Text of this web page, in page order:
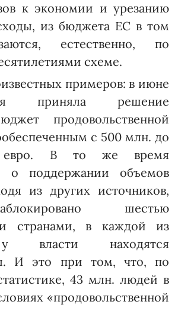
к экономии и урезанию
из бюджета ЕС в том
естественно, по
схеме.
примеров: в июне
приняла решение
продовольственной
с 500 млн. до
евро. В то же время
о поддержании объемов
из других источников,
шестью
странами, в каждой из
власти находятся
И это при том, что, по
43 млн. людей в
«продовольственной